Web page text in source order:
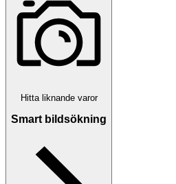
Hitta liknande varor
Smart bildsökning